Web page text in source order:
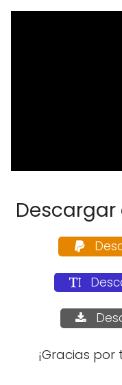
Descargar
¡Gracias